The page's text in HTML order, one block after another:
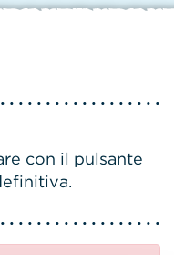
con il pulsante